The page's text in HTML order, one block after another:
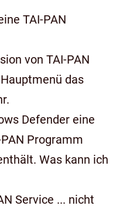
TAI-PAN
von TAI-PAN
das
Defender eine
Programm
Was kann ich
Service ... nicht